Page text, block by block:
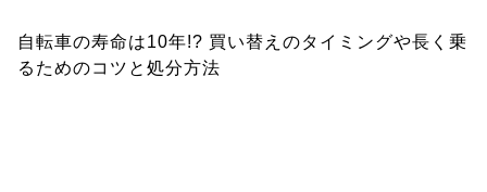
自転車の寿命は10年!? 買い替えのタイミングや長く乗
るためのコツと処分方法